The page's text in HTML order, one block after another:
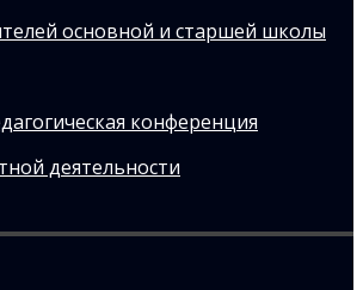
основной и старшей школы
конференция
деятельности